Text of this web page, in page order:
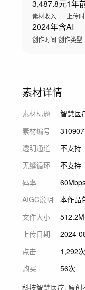
3,487.8元
素材收入
1年
上传
2024年
创作时间
含AI
创作类型
素材详情
素材标题
智慧医
素材编号
透明通道
不支持
无缝循环
不支持
码率
AIGC说明
本作品
文件大小
512.2M
上传日期
2024-
点击
1,292次
购买
56次
科技智慧医疗, 原